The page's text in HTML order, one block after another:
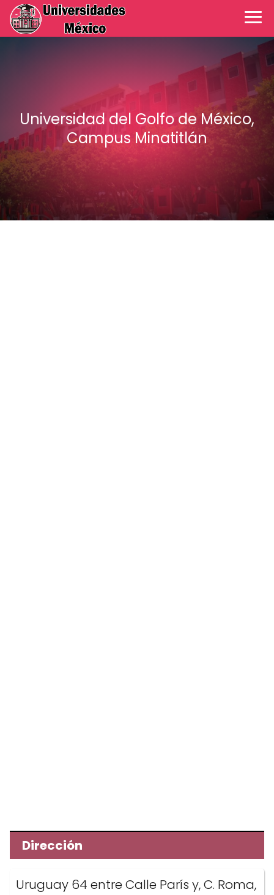
Universidad del Golfo de México,
Campus Minatitlán
Dirección
Uruguay 64 entre Calle París y, C. Roma,